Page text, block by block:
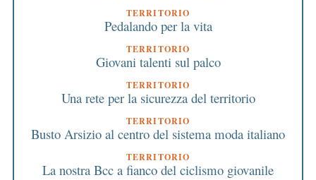
TERRITORIO
Pedalando per la vita
TERRITORIO
Giovani talenti sul palco
TERRITORIO
Una rete per la sicurezza del territorio
TERRITORIO
Busto Arsizio al centro del sistema moda italiano
TERRITORIO
La nostra Bcc a fianco del ciclismo giovanile